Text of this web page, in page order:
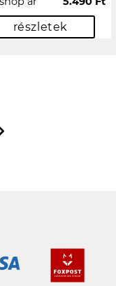
részletek
lett!!